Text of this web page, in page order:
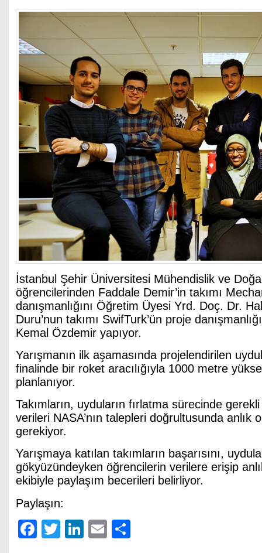
İstanbul Şehir Üniversitesi Mühendislik ve
öğrencilerinden Faddale Demir’in takımı
danışmanlığını Öğretim Üyesi Yrd. Doç. Dr.
Duru’nun takımı SwifTurk’ün proje
Kemal Özdemir yapıyor.
Yarışmanın ilk aşamasında projelendirilen
finalinde bir roket aracılığıyla 1000 metre
planlanıyor.
Takımların, uyduların fırlatma sürecinde
verileri NASA’nın talepleri doğrultusunda anlık
gerekiyor.
Yarışmaya katılan takımların başarısını,
gökyüzündeyken öğrencilerin verilere erişip
ekibiyle paylaşım becerileri belirliyor.
Paylaşın:
Facebook
TwitterLinkedIn
Email